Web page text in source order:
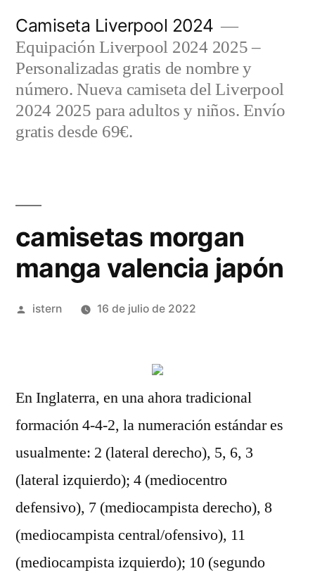
contenido
Camiseta Liverpool 2024
Equipación Liverpool 2024 2025 –
Personalizadas gratis de nombre y
número. Nueva camiseta del Liverpool
2024 2025 para adultos y niños. Envío
gratis desde 69€.
camisetas morgan
manga valencia japón
Publicado
istern 16 de julio de 2022
En Inglaterra, en una ahora tradicional
formación 4-4-2, la numeración estándar es
usualmente: 2 (lateral derecho), 5, 6, 3
(lateral izquierdo); 4 (mediocentro
defensivo), 7 (mediocampista derecho), 8
(mediocampista central/ofensivo), 11
(mediocampista izquierdo); 10 (segundo